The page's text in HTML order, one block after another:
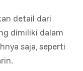
detail dari
dimiliki dalam
saja, seperti